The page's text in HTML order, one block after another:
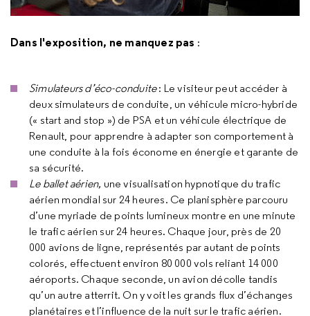
Dans l'exposition, ne manquez pas :
Simulateurs d’éco-conduite: Le visiteur peut accéder à
deux simulateurs de conduite, un véhicule micro-hybride
(« start and stop ») de PSA et un véhicule électrique de
Renault, pour apprendre à adapter son comportement à
une conduite à la fois économe en énergie et garante de
sa sécurité.
Le ballet aérien, une visualisation hypnotique du trafic
aérien mondial sur 24 heures. Ce planisphère parcouru
d’une myriade de points lumineux montre en une minute
le trafic aérien sur 24 heures. Chaque jour, près de 20
000 avions de ligne, représentés par autant de points
colorés, effectuent environ 80 000 vols reliant 14 000
aéroports. Chaque seconde, un avion décolle tandis
qu’un autre atterrit. On y voit les grands flux d’échanges
planétaires et l’influence de la nuit sur le trafic aérien.